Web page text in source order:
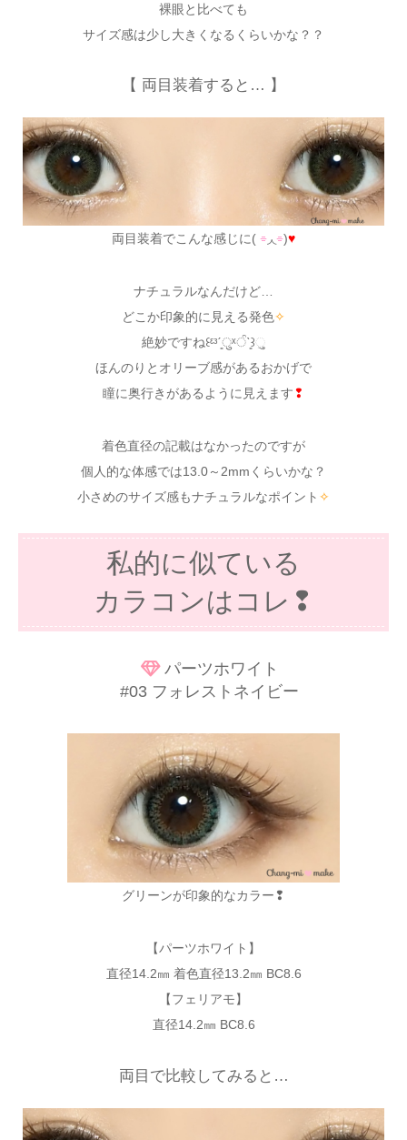
裸眼と比べても
サイズ感は少し大きくなるくらいかな？？
【 両目装着すると… 】
両目装着でこんな感じに( ⌯ ◞◟⌯)♥
ナチュラルなんだけど…
どこか印象的に見える発色✧
絶妙ですね꒰ᵋᵌˊ͈ुˣੰˋ͈꒱ુ
ほんのりとオリーブ感があるおかげで
瞳に奥行きがあるように見えます❢
着色直径の記載はなかったのですが
個人的な体感では13.0～2mmくらいかな？
小さめのサイズ感もナチュラルなポイント ✧
私的に似ている
カラコンはコレ❢
パーツホワイト
#03 フォレストネイビー
グリーンが印象的なカラー❢
【パーツホワイト】
直径14.2㎜ 着色直径13.2㎜ BC8.6
【フェリアモ】
直径14.2㎜ BC8.6
両目で比較してみると…